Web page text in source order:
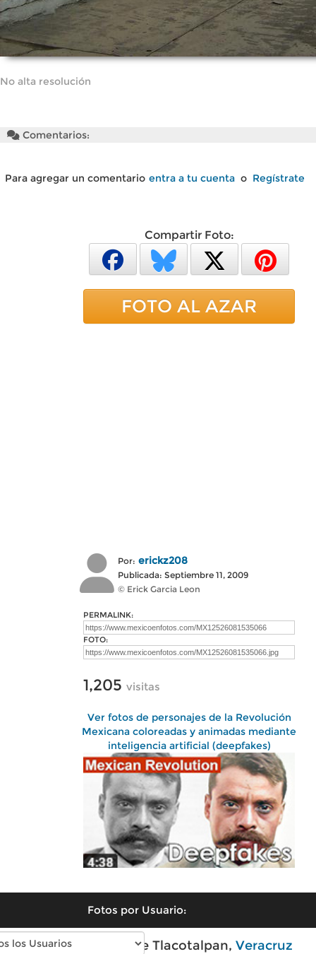
No alta resolución
Comentarios:
Para agregar un comentario entra a tu cuenta o Regístrate
Compartir Foto:
FOTO AL AZAR
Por: erickz208
Publicada: Septiembre 11, 2009
© Erick Garcia Leon
PERMALINK:
FOTO:
1,205 visitas
Ver fotos de personajes de la Revolución
Mexicana coloreadas y animadas mediante
inteligencia artificial (deepfakes)
Fotos por Usuario:
Fotos modernas de Tlacotalpan, Veracruz